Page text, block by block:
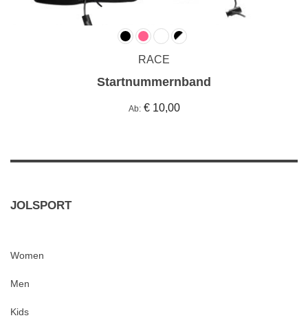
RACE
Startnummernband
Ab € 10,00
JOLSPORT
Women
Men
Kids